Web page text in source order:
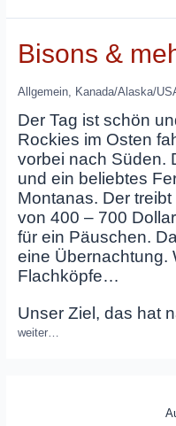
Bisons &
Allgemein, Kanada/Alaska/
Der Tag ist schön
Rockies im Osten
vorbei nach Süden.
und ein beliebtes
Montanas. Der
von 400 – 700
für ein Päuschen.
eine Übernachtung.
Flachköpfe…
Unser Ziel, das hat
weiter…